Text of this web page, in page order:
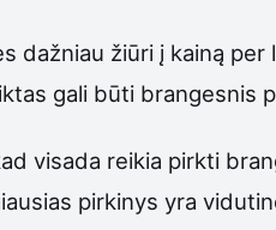
dažniau žiūri į kainą per
gali būti brangesnis
visada reikia pirkti
pirkinys yra